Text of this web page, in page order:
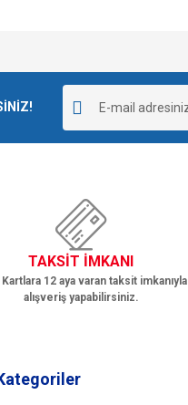
TAKSİT İMKANI
12 aya varan taksit imkanıyla
alışveriş yapabilirsiniz.